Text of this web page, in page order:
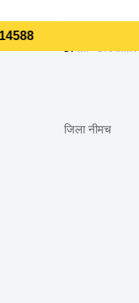
*भटके
MP
जिला नीमच